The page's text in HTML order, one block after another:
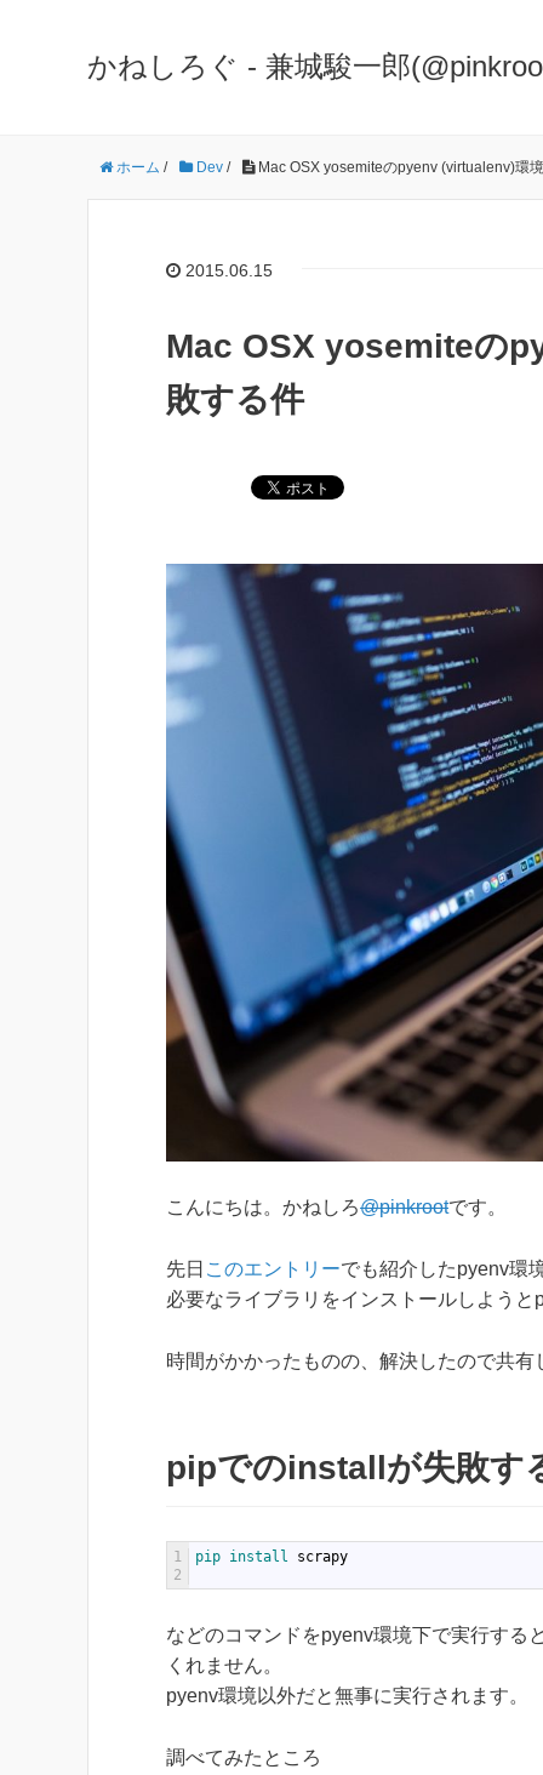
かねしろぐ - 兼城駿一郎
ホーム / Dev / Mac OSX yosemiteのpyenv (virtualenv)環
2015.06.15
Mac OSX yosemiteの
敗する件
こんにちは。かねしろ@pinkrootです。
先日 このエントリーでも紹介したpyenv環
必要なライブラリをインストールしよう
時間がかかったものの、解決したので共有
pipでのinstallが失敗す
1
2
pip install scrapy
などのコマンドをpyenv環境下で実行する
くれません。
pyenv環境以外だと無事に実行されます。
調べてみたところ